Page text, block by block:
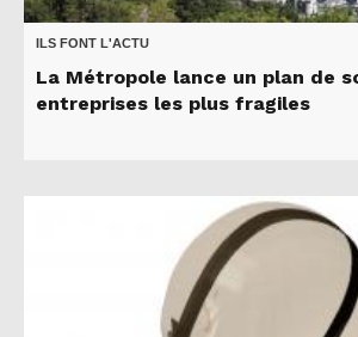
ILS FONT L'ACTU
La Métropole lance un plan de
entreprises les plus fragiles